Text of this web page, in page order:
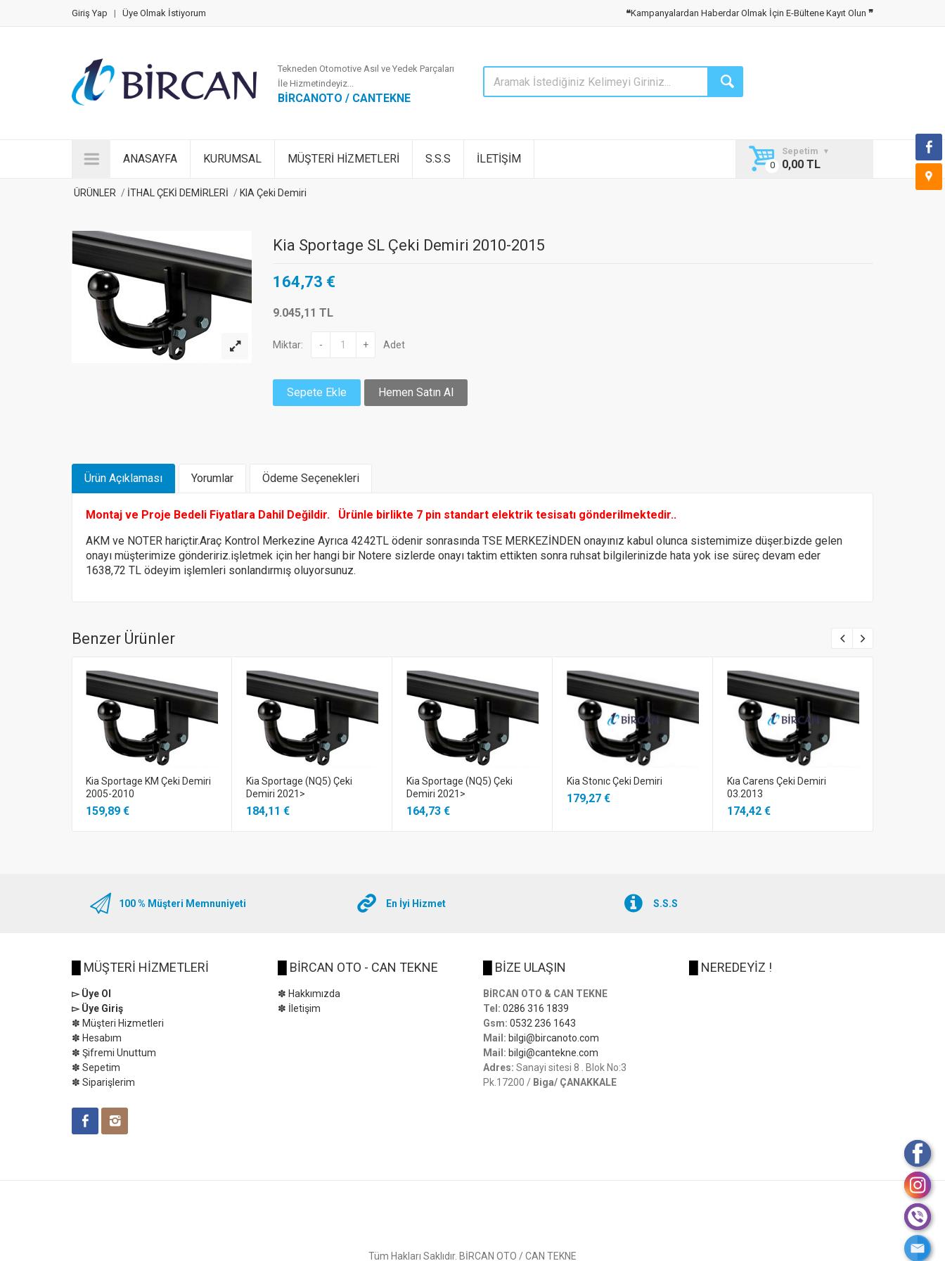
Giriş Yap | Üye Olmak İstiyorum ❝Kampanyalardan Haberdar Olmak İçin E-Bültene Kayıt Olun ❞
Tekneden Otomotive Asıl ve Yedek Parçaları
İle Hizmetindeyiz...
BİRCANOTO / CANTEKNE
ANASAYFA KURUMSAL MÜŞTERİ HİZMETLERİ S.S.S İLETİŞİM
Sepetim
0,00 TL
ÜRÜNLER İTHAL ÇEKİ DEMİRLERİ KIA Çeki Demiri
Kia Sportage SL Çeki Demiri 2010-2015
164,73 €
9.045,11 TL
Miktar: - + Adet
Sepete Ekle Hemen Satın Al
Ürün Açıklaması Yorumlar Ödeme Seçenekleri
Montaj ve Proje Bedeli Fiyatlara Dahil Değildir. Ürünle birlikte 7 pin standart elektrik tesisatı gönderilmektedir..
AKM ve NOTER hariçtir.Araç Kontrol Merkezine Ayrıca 4242TL ödenir sonrasında TSE MERKEZİNDEN onayınız kabul olunca sistemimize düşer.bizde gelen
onayı müşterimize göndeririz.işletmek için her hangi bir Notere sizlerde onayı taktim ettikten sonra ruhsat bilgilerinizde hata yok ise süreç devam eder
1638,72 TL ödeyim işlemleri sonlandırmış oluyorsunuz.
Benzer Ürünler
Kia Sportage KM Çeki Demiri
2005-2010
159,89 €
Kia Sportage (NQ5) Çeki
Demiri 2021>
184,11 €
Kia Sportage (NQ5) Çeki
Demiri 2021>
164,73 €
Kia Stonıc Çeki Demiri
179,27 €
Kıa Carens Çeki Demiri
03.2013
174,42 €
100 % Müşteri Memnuniyeti En İyi Hizmet S.S.S
MÜŞTERİ HİZMETLERİ
▻ Üye Ol
▻ Üye Giriş
✽ Müşteri Hizmetleri
✽ Hesabım
✽ Şifremi Unuttum
✽ Sepetim
✽ Siparişlerim
BİRCAN OTO - CAN TEKNE
✽ Hakkımızda
✽ İletişim
BİZE ULAŞIN
BİRCAN OTO & CAN TEKNE
Tel: 0286 316 1839
Gsm: 0532 236 1643
Mail: bilgi@bircanoto.com
Mail: bilgi@cantekne.com
Adres: Sanayi sitesi 8 . Blok No:3
Pk.17200 / Biga/ ÇANAKKALE
NEREDEYİZ !
Tüm Hakları Saklıdır. BİRCAN OTO / CAN TEKNE